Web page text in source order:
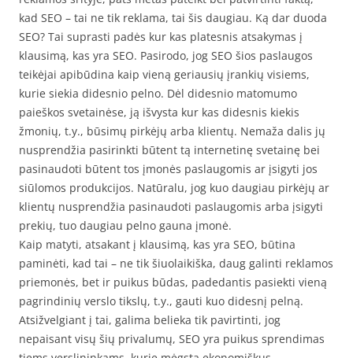
kad SEO – tai ne tik reklama, tai šis daugiau. Ką dar duoda
SEO? Tai suprasti padės kur kas platesnis atsakymas į
klausimą, kas yra SEO. Pasirodo, jog SEO šios paslaugos
teikėjai apibūdina kaip vieną geriausių įrankių visiems,
kurie siekia didesnio pelno. Dėl didesnio matomumo
paieškos svetainėse, ją išvysta kur kas didesnis kiekis
žmonių, t.y., būsimų pirkėjų arba klientų. Nemaža dalis jų
nusprendžia pasirinkti būtent tą internetinę svetainę bei
pasinaudoti būtent tos įmonės paslaugomis ar įsigyti jos
siūlomos produkcijos. Natūralu, jog kuo daugiau pirkėjų ar
klientų nusprendžia pasinaudoti paslaugomis arba įsigyti
prekių, tuo daugiau pelno gauna įmonė.
Kaip matyti, atsakant į klausimą, kas yra SEO, būtina
paminėti, kad tai – ne tik šiuolaikiška, daug galinti reklamos
priemonės, bet ir puikus būdas, padedantis pasiekti vieną
pagrindinių verslo tikslų, t.y., gauti kuo didesnį pelną.
Atsižvelgiant į tai, galima belieka tik pavirtinti, jog
nepaisant visų šių privalumų, SEO yra puikus sprendimas